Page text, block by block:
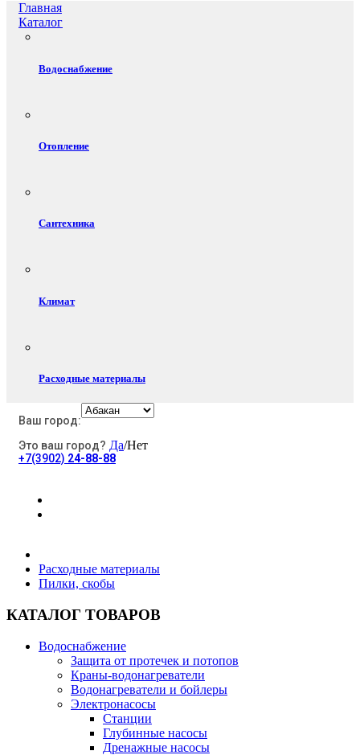
Главная
Каталог
Водоснабжение
Отопление
Сантехника
Климат
Расходные материалы
Электротовары
Хозяйственные товары
Строительные товары
Ваш город:
Это ваш город? Да/Нет
+7(3902) 24-88-88
Расходные материалы
Пилки, скобы
КАТАЛОГ ТОВАРОВ
Водоснабжение
Защита от протечек и потопов
Краны-водонагреватели
Водонагреватели и бойлеры
Электронасосы
Станции
Глубинные насосы
Дренажные насосы